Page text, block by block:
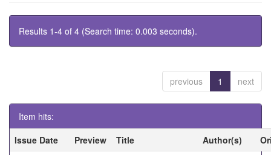
Results 1-4 of 4 (Search time: 0.003 seconds).
previous 1 next
Item hits:
Issue Date
Preview Title Author(s)